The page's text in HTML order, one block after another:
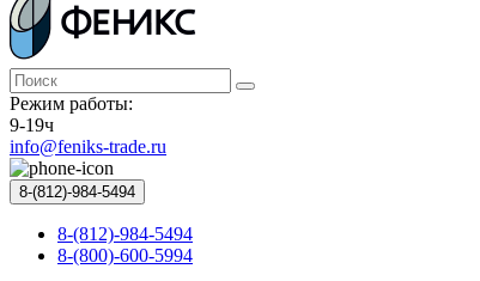
Режим работы:
9-19ч
info@feniks-trade.ru
8-(812)-984-5494
8-(812)-984-5494
8-(800)-600-5994